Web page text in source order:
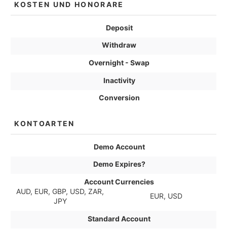
KOSTEN UND HONORARE
Deposit
Withdraw
Overnight - Swap
Inactivity
Conversion
KONTOARTEN
Demo Account
Demo Expires?
Account Currencies
AUD, EUR, GBP, USD, ZAR,
JPY
EUR, USD
Standard Account